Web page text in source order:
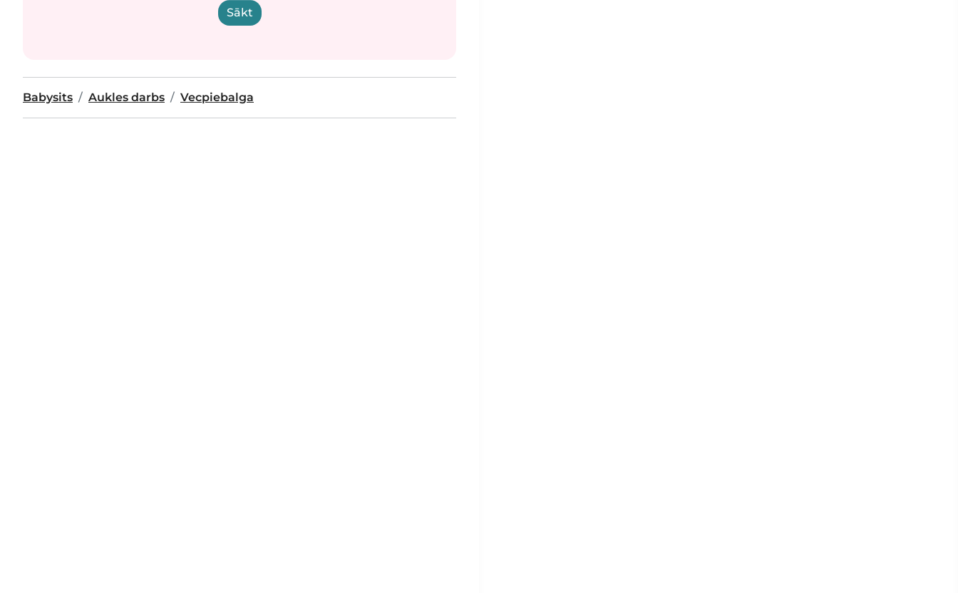
Sākt
Babysits Aukles darbs Vecpiebalga